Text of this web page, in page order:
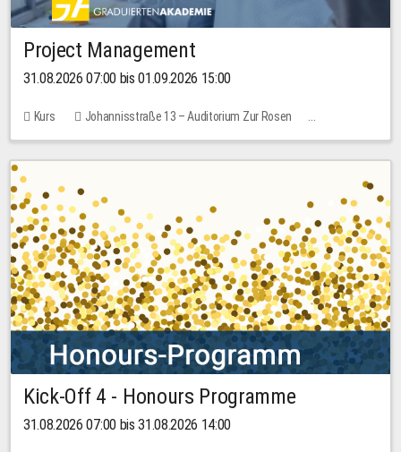
Project Management
31.08.2026 07:00 bis 01.09.2026 15:00
Kurs
Johannisstraße 13 – Auditorium Zur Rosen
Keine freien Plätze
30,00 EUR
Kick-Off 4 - Honours Programme
31.08.2026 07:00 bis 31.08.2026 14:00